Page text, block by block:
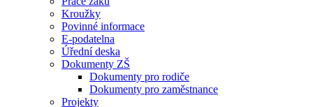
Kroužky
Povinné informace
E-podatelna
Úřední deska
Dokumenty ZŠ
Dokumenty pro rodiče
Dokumenty pro zaměstnance
Projekty